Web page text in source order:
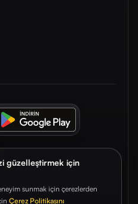
güzelleştirmek için
sunmak için çerezlerden
Çerez Politikasını